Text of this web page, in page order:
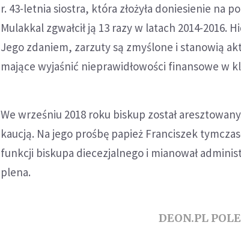
r. 43-letnia siostra, która złożyła doniesienie na
Mulakkal zgwałcił ją 13 razy w latach 2014-2016.
Jego zdaniem, zarzuty są zmyślone i stanowią
mające wyjaśnić nieprawidłowości finansowe w
We wrześniu 2018 roku biskup został
kaucją. Na jego prośbę papież Franciszek
funkcji biskupa diecezjalnego i mianował
plena.
DEON.PL